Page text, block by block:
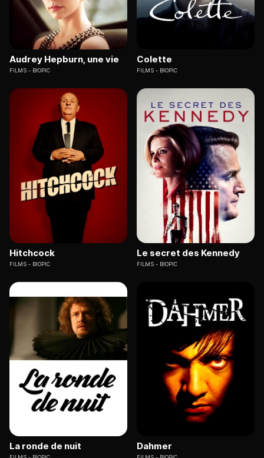
Audrey Hepburn, une vie
FILMS BIOPIC
Colette
FILMS BIOPIC
Hitchcock
FILMS BIOPIC
Le secret des Kennedy
FILMS BIOPIC
La ronde de nuit Dahmer